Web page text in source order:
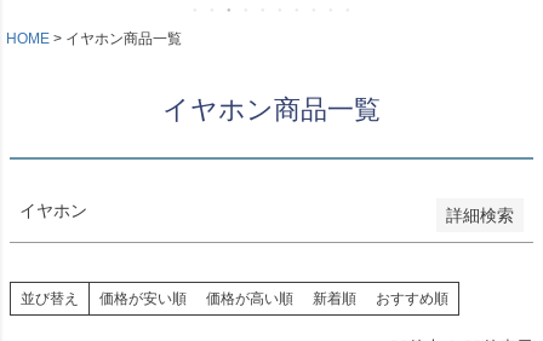
HOME イヤホン商品一覧
イヤホン商品一覧
イヤホン 詳細検索
価格が高い順
キーワードヒット順
検索
並び替え 価格が安い順 価格が高い順 新着順 おすすめ順